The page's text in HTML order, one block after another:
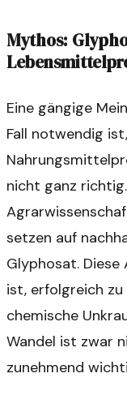
Mythos:
Eine gängige
Fall notwendig
nicht ganz
setzen auf
Glyphosat. Diese
ist, erfolgreich
chemische
Wandel ist zwar
zunehmend